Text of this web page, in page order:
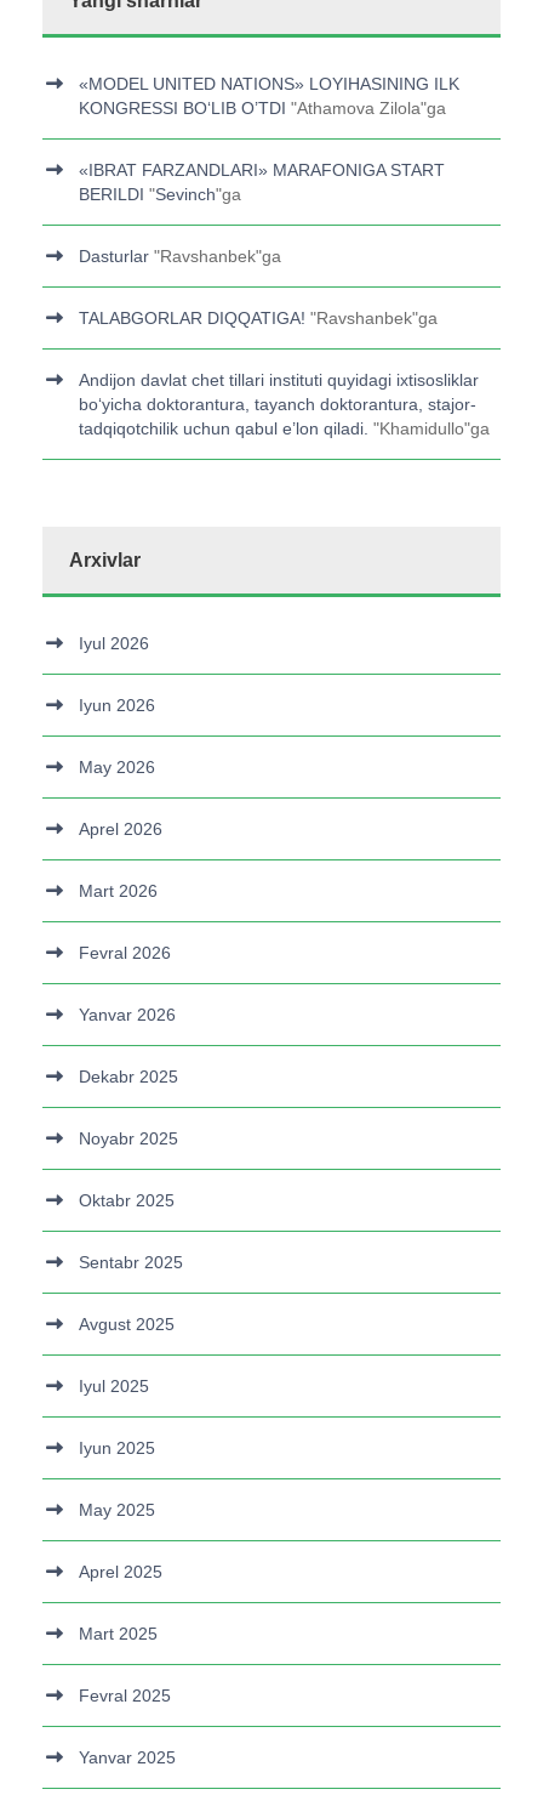
«MODEL UNITED NATIONS» LOYIHASINING ILK
KONGRESSI BOʻLIB O’TDI "Athamova Zilola"ga
«IBRAT FARZANDLARI» MARAFONIGA START
BERILDI "Sevinch"ga
Dasturlar "Ravshanbek"ga
TALABGORLAR DIQQATIGA! "Ravshanbek"ga
Andijon davlat chet tillari instituti quyidagi ixtisosliklar
bo‘yicha doktorantura, tayanch doktorantura, stajor-
tadqiqotchilik uchun qabul e’lon qiladi. "Khamidullo"ga
Arxivlar
Iyul 2026
Iyun 2026
May 2026
Aprel 2026
Mart 2026
Fevral 2026
Yanvar 2026
Dekabr 2025
Noyabr 2025
Oktabr 2025
Sentabr 2025
Avgust 2025
Iyul 2025
Iyun 2025
May 2025
Aprel 2025
Mart 2025
Fevral 2025
Yanvar 2025